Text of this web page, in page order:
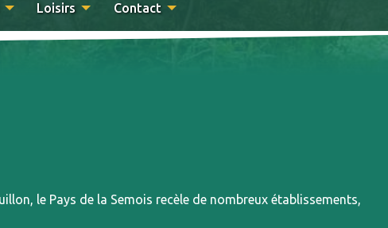
Loisirs Contact
le Pays de la Semois recèle de nombreux établissements,